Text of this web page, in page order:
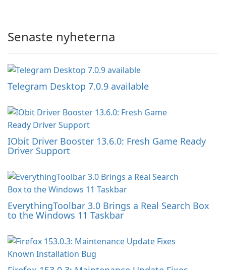
Senaste nyheterna
Telegram Desktop 7.0.9 available
IObit Driver Booster 13.6.0: Fresh Game Ready
Driver Support
EverythingToolbar 3.0 Brings a Real Search Box
to the Windows 11 Taskbar